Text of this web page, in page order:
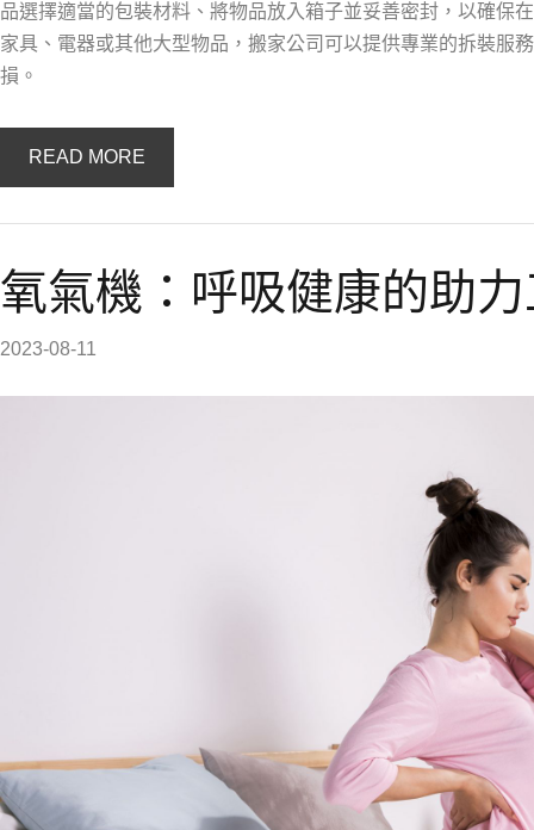
品選擇適當的包裝材料、將物品放入箱子並妥善密封，以確保
家具、電器或其他大型物品，搬家公司可以提供專業的拆裝服
損。
READ MORE
氧氣機：呼吸健康的助
2023-08-11